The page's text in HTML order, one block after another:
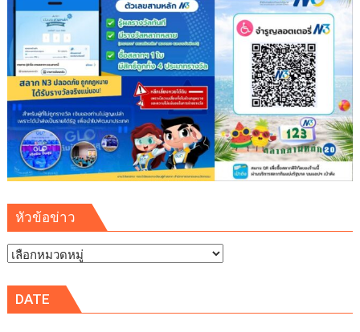
เสริม
ความ
เยาวชน
จัดการ
สิ่ง
แวดล้อม
ปลอดภัย
ยั่งยืน
หัวข้อข่าว
หัวข้อ
DATE